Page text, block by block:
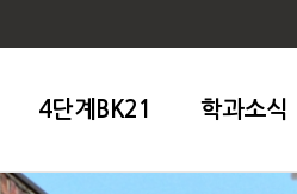
4단계BK21 학과소식